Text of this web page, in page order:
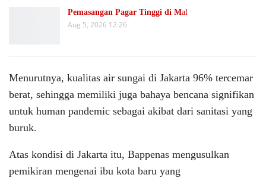
Pemasangan Pagar Tinggi di Mal
Aug 5, 2026 12:26
Menurutnya, kualitas air sungai di Jakarta 96% tercemar
berat, sehingga memiliki juga bahaya bencana signifikan
untuk human pandemic sebagai akibat dari sanitasi yang
buruk.
Atas kondisi di Jakarta itu, Bappenas mengusulkan
pemikiran mengenai ibu kota baru yang